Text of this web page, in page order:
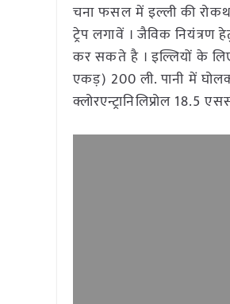
चना फसल में इल्ली की
ट्रेप लगावें । जैविक
कर सकते है । इल्लियों के
एकड़) 200 ली. पानी में
क्लोरएन्ट्रानिलिप्रोल